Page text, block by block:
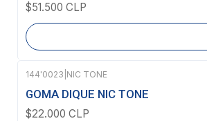
$51.500 CLP
144'0023 NIC TONE
GOMA DIQUE NIC TONE
$22.000 CLP